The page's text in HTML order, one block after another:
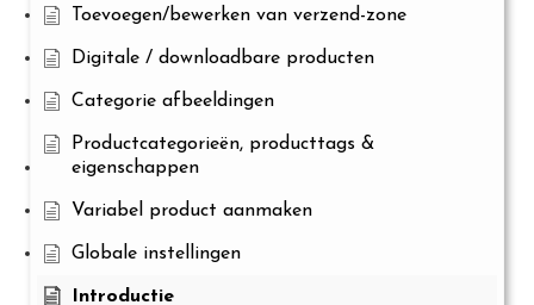
Toevoegen/bewerken van verzend-zone
Digitale / downloadbare producten
Categorie afbeeldingen
Productcategorieën, producttags &
eigenschappen
Variabel product aanmaken
Globale instellingen
Introductie